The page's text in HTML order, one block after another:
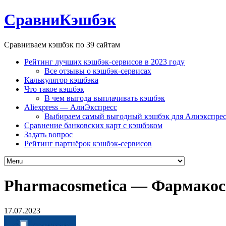
СравниКэшбэк
Сравниваем кэшбэк по 39 сайтам
Рейтинг лучших кэшбэк-сервисов в 2023 году
Все отзывы о кэшбэк-сервисах
Калькулятор кэшбэка
Что такое кэшбэк
В чем выгода выплачивать кэшбэк
Aliexpress — АлиЭкспресс
Выбираем самый выгодный кэшбэк для
Сравнение банковских карт с кэшбэком
Задать вопрос
Рейтинг партнёрок кэшбэк-сервисов
Pharmacosmetica —
17.07.2023